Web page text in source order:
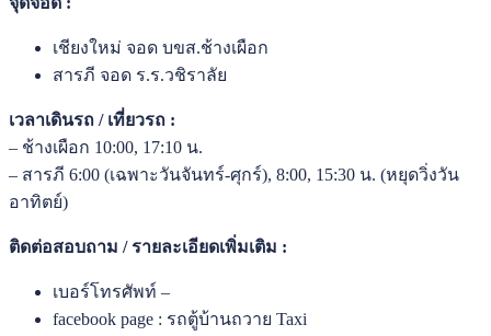
เชียงใหม่ จอด บขส.ช้างเผือก
สารภี จอด ร.ร.วชิราลัย
เวลาเดินรถ / เที่ยวรถ :
– ช้างเผือก 10:00, 17:10 น.
– สารภี 6:00 (เฉพาะวันจันทร์-ศุกร์), 8:00, 15:30 น. (หยุดวิ่งวัน
อาทิตย์)
ติดต่อสอบถาม / รายละเอียดเพิ่มเติม :
เบอร์โทรศัพท์ –
facebook page : รถตู้บ้านถวาย Taxi